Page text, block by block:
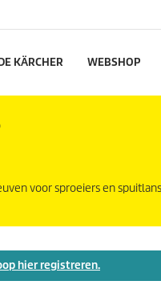
KÄRCHER WEBSHOP
voor sproeiers en
hier registreren.